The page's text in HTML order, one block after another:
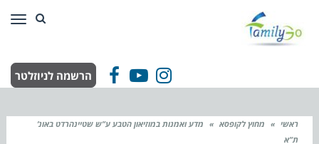
Facebook
YouTube
Instagram הרשמה לניוזלטר
ראשי » מחוץ לקופסא » מדע ואמנות במוזיאון הטבע ע”ש שטיינהרדט באונ’
ת”א